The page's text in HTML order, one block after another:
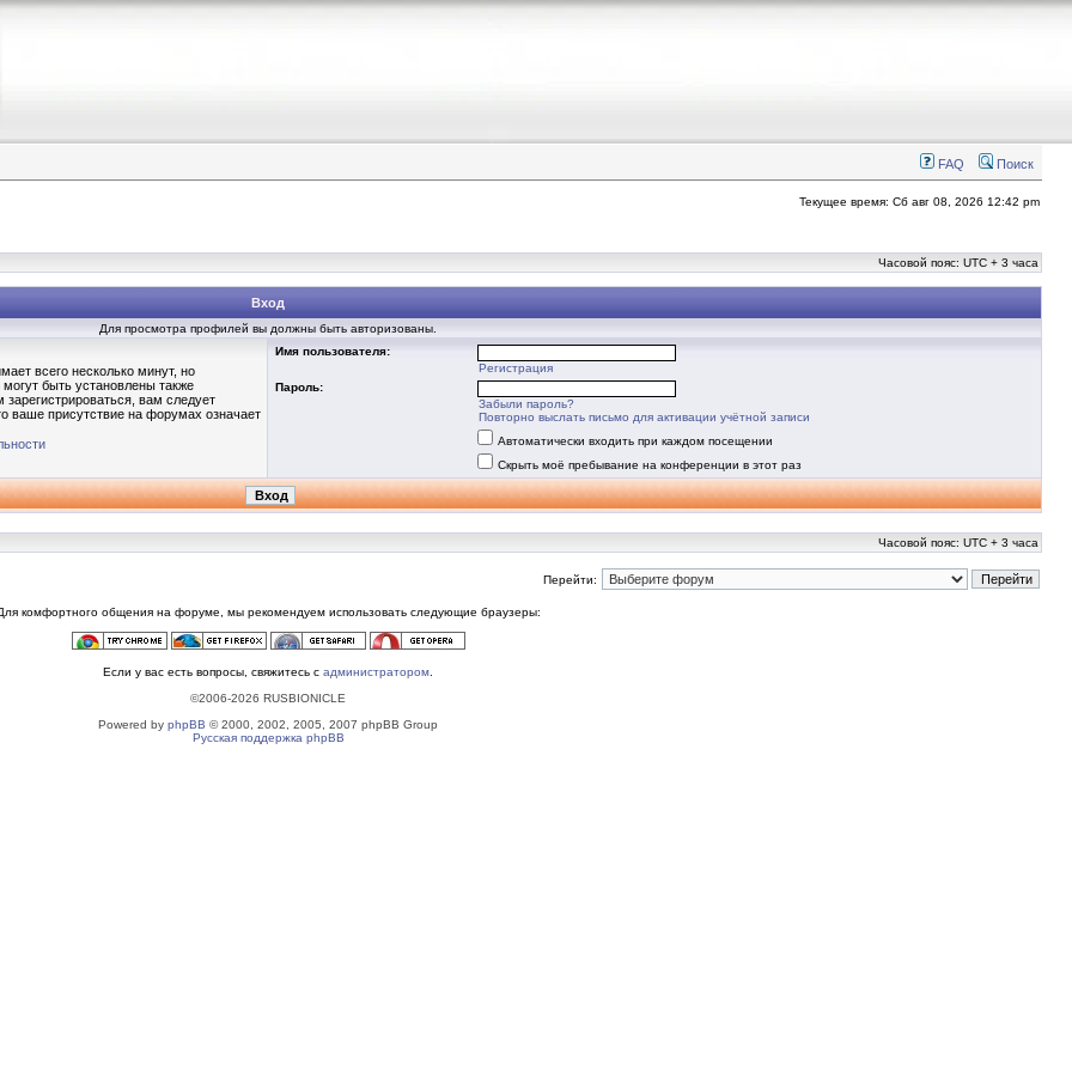
FAQ Поиск
Текущее время: Сб авг 08, 2026 12:42 pm
Часовой пояс: UTC + 3 часа
Вход
Для просмотра профилей вы должны быть авторизованы.
всего несколько минут, но
быть установлены также
вам следует
ваше присутствие на форумах означает
Имя пользователя:
Регистрация
Пароль:
Забыли пароль?
Повторно выслать письмо для активации учётной записи
Автоматически входить при каждом посещении
Скрыть моё пребывание на конференции в этот раз
Часовой пояс: UTC + 3 часа
Перейти:
комфортного общения на форуме, мы рекомендуем использовать следующие браузеры:
Если у вас есть вопросы, свяжитесь с администратором
©2006-2026 RUSBIONICLE
Powered by phpBB © 2000, 2002, 2005, 2007 phpBB Group
Русская поддержка phpBB